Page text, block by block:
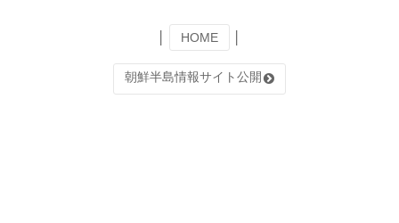
HOME
朝鮮半島情報サイト公開